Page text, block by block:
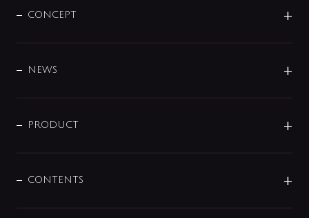
CONCEPT
DESIGN
NEWS
商品に関して
その他
PRODUCT
センサー・タッチ水栓
CONTENTS